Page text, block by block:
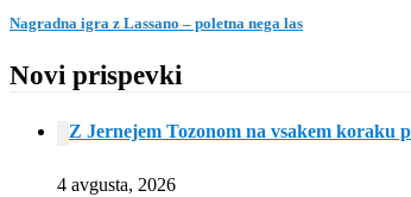
Nagradna igra z Lassano – poletna nega las
Novi prispevki
Z Jernejem Tozonom na vsakem koraku
4 avgusta, 2026